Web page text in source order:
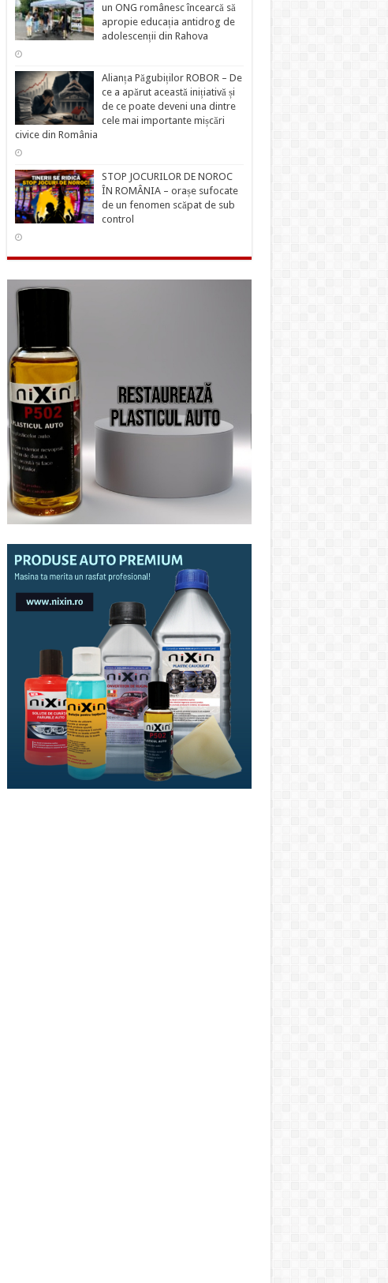
un ONG românesc încearcă să
apropie educația antidrog de
adolescenții din Rahova
Alianța Păgubiților ROBOR – De
ce a apărut această inițiativă și
de ce poate deveni una dintre
cele mai importante mișcări
civice din România
STOP JOCURILOR DE NOROC
ÎN ROMÂNIA – orașe sufocate
de un fenomen scăpat de sub
control